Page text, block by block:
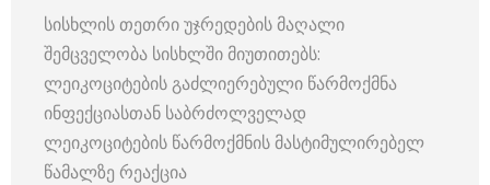
სისხლის თეთრი უჯრედების მაღალი
შემცველობა სისხლში მიუთითებს:
ლეიკოციტების გაძლიერებული წარმოქმნა
ინფექციასთან საბრძოლველად
ლეიკოციტების წარმოქმნის მასტიმულირებელ
წამალზე რეაქცია